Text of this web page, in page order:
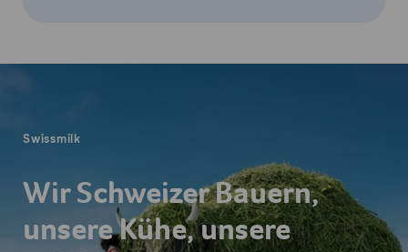
Swissmilk
Wir Schweizer Bauern,
unsere Kühe, unsere